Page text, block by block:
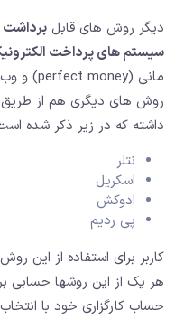
دیگر روش های قابل برداشت
سیستم های پرداخت
روش های دیگری هم از طریق
داشته که در زیر ذکر شده
نتلر
اسکریل
ادوکش
پی ردیم
کاربر برای استفاده از این
هر یک از این روشها حسابی
حساب کارگزاری خود با